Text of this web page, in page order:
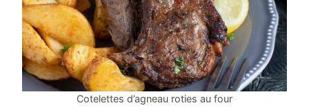
Cotelettes d’agneau roties au four